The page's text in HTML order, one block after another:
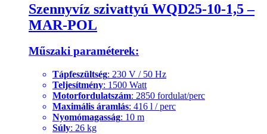
Szennyvíz szivattyú WQD25-10-1,5 –
MAR-POL
Műszaki paraméterek:
Tápfeszültség: 230 V / 50 Hz
Teljesítmény: 1500 Watt
Motorfordulatszám: 2850 fordulat/perc
Maximális áramlás: 416 l / perc
Nyomómagasság: 10 m
Súly: 26 kg